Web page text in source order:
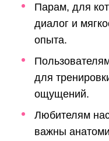
Парам, для
диалог и
опыта.
для
ощущений.
Любителям
важны